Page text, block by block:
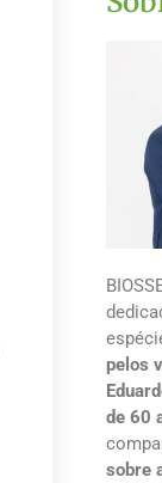
pelos
de 60
sobre